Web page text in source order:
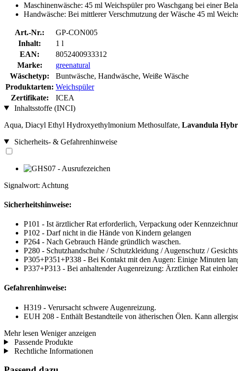
Maschinenwäsche: 45 ml Weichspüler pro Waschgang bei einer
Handwäsche: Bei mittlerer Verschmutzung der Wäsche 45 ml
Art.-Nr.:
GP-CON005
Inhalt:
1 l
EAN:
8052400933312
Marke:
greenatural
Wäschetyp:
Buntwäsche, Handwäsche, Weiße Wäsche
Produktarten: Weichspüler
Zertifikate:
ICEA
Inhaltsstoffe (INCI)
Aqua, Diacyl Ethyl Hydroxyethylmonium Methosulfate, Lavandula
Sicherheits- & Gefahrenhinweise
Signalwort: Achtung
Sicherheitshinweise:
P101 - Ist ärztlicher Rat erforderlich, Verpackung oder
P102 - Darf nicht in die Hände von Kindern gelangen
P264 - Nach Gebrauch Hände gründlich waschen.
P280 - Schutzhandschuhe / Schutzkleidung / Augenschutz /
P305+P351+P338 - Bei Kontakt mit den Augen: Einige Minuten
P337+P313 - Bei anhaltender Augenreizung: Ärztlichen Rat
Gefahrenhinweise:
H319 - Verursacht schwere Augenreizung.
EUH 208 - Enthält Bestandteile von ätherischen Ölen. Kann
Mehr lesen Weniger anzeigen
Passende Produkte
Rechtliche Informationen